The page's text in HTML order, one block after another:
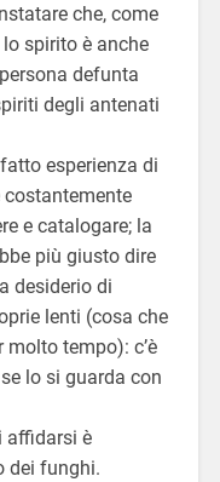
che, come
spirito è anche
defunta
degli antenati
esperienza di
costantemente
e catalogare; la
più giusto dire
desiderio di
lenti (cosa che
tempo): c’è
lo si guarda con
affidarsi è
dei funghi.